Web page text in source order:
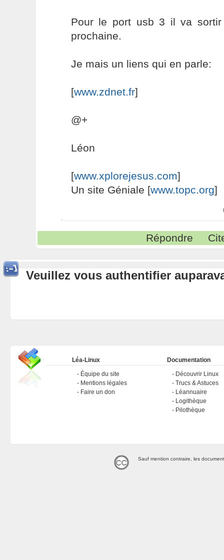
Pour le port usb 3 il va
prochaine.
Je mais un liens qui en parle:
[www.zdnet.fr]
@+
Léon
[www.xplorejesus.com]
Un site Géniale [www.topc.org]
Répondre
Veuillez vous authentifier
Léa-Linux
Équipe du site
Mentions légales
Faire un don
Documentation
Découvrir Linux
Trucs & Astuces
Léannuaire
Logithèque
Pilothèque
Sauf mention contraire, les